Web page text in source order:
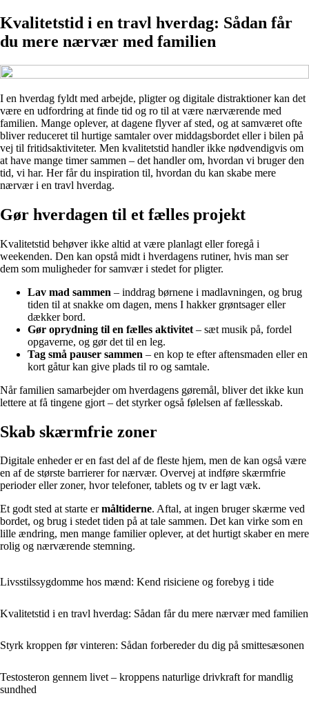
Kvalitetstid i en travl hverdag: Sådan får
du mere nærvær med familien
I en hverdag fyldt med arbejde, pligter og digitale distraktioner kan det
være en udfordring at finde tid og ro til at være nærværende med
familien. Mange oplever, at dagene flyver af sted, og at samværet ofte
bliver reduceret til hurtige samtaler over middagsbordet eller i bilen på
vej til fritidsaktiviteter. Men kvalitetstid handler ikke nødvendigvis om
at have mange timer sammen – det handler om, hvordan vi bruger den
tid, vi har. Her får du inspiration til, hvordan du kan skabe mere
nærvær i en travl hverdag.
Gør hverdagen til et fælles projekt
Kvalitetstid behøver ikke altid at være planlagt eller foregå i
weekenden. Den kan opstå midt i hverdagens rutiner, hvis man ser
dem som muligheder for samvær i stedet for pligter.
Lav mad sammen – inddrag børnene i madlavningen, og brug
tiden til at snakke om dagen, mens I hakker grøntsager eller
dækker bord.
Gør oprydning til en fælles aktivitet – sæt musik på, fordel
opgaverne, og gør det til en leg.
Tag små pauser sammen – en kop te efter aftensmaden eller en
kort gåtur kan give plads til ro og samtale.
Når familien samarbejder om hverdagens gøremål, bliver det ikke kun
lettere at få tingene gjort – det styrker også følelsen af fællesskab.
Skab skærmfrie zoner
Digitale enheder er en fast del af de fleste hjem, men de kan også være
en af de største barrierer for nærvær. Overvej at indføre skærmfrie
perioder eller zoner, hvor telefoner, tablets og tv er lagt væk.
Et godt sted at starte ermåltiderne. Aftal, at ingen bruger skærme ved
bordet, og brug i stedet tiden på at tale sammen. Det kan virke som en
lille ændring, men mange familier oplever, at det hurtigt skaber en mere
rolig og nærværende stemning.
Livsstilssygdomme hos mænd: Kend risiciene og forebyg i tide
Kvalitetstid i en travl hverdag: Sådan får du mere nærvær med familien
Styrk kroppen før vinteren: Sådan forbereder du dig på smittesæsonen
Testosteron gennem livet – kroppens naturlige drivkraft for mandlig
sundhed